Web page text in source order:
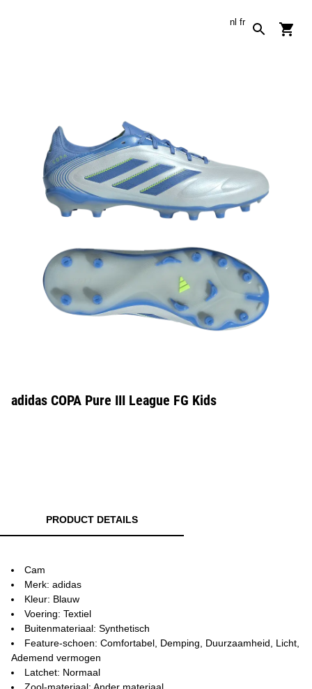
nl fr
adidas COPA Pure III League FG Kids
PRODUCT DETAILS
Cam
Merk: adidas
Kleur: Blauw
Voering: Textiel
Buitenmateriaal: Synthetisch
Feature-schoen: Comfortabel, Demping, Duurzaamheid, Licht,
Ademend vermogen
Latchet: Normaal